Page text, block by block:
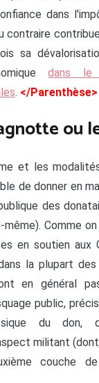
dans
contraire
sa
dans le
. </Parenthèse>
ou
et les
de donner en
des
Comme
en soutien aux
la plupart
en général
public,
du don,
militant
couche